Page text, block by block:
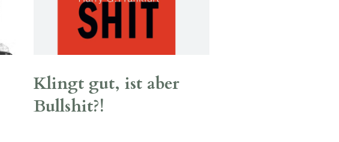
Klingt gut, ist aber
Bullshit?!